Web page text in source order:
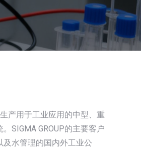
产用于工业应用的中型、重
SIGMA GROUP的主要客户
水管理的国内外工业公